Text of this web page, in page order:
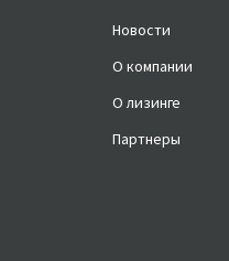
Новости
О компании
О лизинге
Партнеры